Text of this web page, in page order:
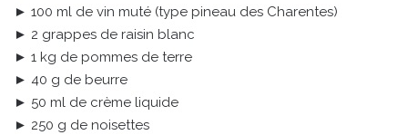
► 100 ml de vin muté (type pineau des Charentes)
► 2 grappes de raisin blanc
► 1 kg de pommes de terre
► 40 g de beurre
► 50 ml de crème liquide
► 250 g de noisettes